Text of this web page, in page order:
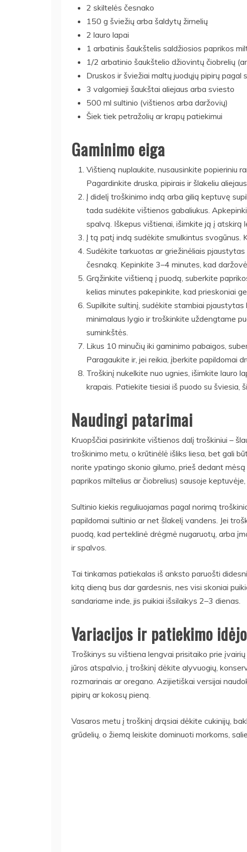
2 skiltelės česnako
150 g šviežių arba šaldytų žirnelių
2 lauro lapai
1 arbatinis šaukštelis saldžiosios paprikos
1/2 arbatinio šaukštelio džiovintų čiobrelių
Druskos ir šviežiai maltų juodųjų pipirų pagal
3 valgomieji šaukštai aliejaus arba sviesto
500 ml sultinio (vištienos arba daržovių)
Šiek tiek petražolių ar krapų patiekimui
Gaminimo eiga
Vištieną nuplaukite, nusausinkite popieriniu
Pagardinkite druska, pipirais ir šlakeliu
Į didelį troškinimo indą arba gilią keptuvę
tada sudėkite vištienos gabaliukus.
spalvą. Iškepus vištienai, išimkite ją į atskirą
Į tą patį indą sudėkite smulkintus svogūnus.
Sudėkite tarkuotas ar griežinėliais
česnaką. Kepinkite 3–4 minutes, kad
Grąžinkite vištieną į puodą, suberkite
kelias minutes pakepinkite, kad prieskoniai
Supilkite sultinį, sudėkite stambiai
minimalaus lygio ir troškinkite uždengtame
suminkštės.
Likus 10 minučių iki gaminimo pabaigos,
Paragaukite ir, jei reikia, įberkite papildomai
Troškinį nukelkite nuo ugnies, išimkite lauro
krapais. Patiekite tiesiai iš puodo su šviesia,
Naudingi patarimai
Kruopščiai pasirinkite vištienos dalį troškiniui –
troškinimo metu, o krūtinėlė išliks liesa, bet gali
norite ypatingo skonio gilumo, prieš dedant
paprikos miltelius ar čiobrelius) sausoje
Sultinio kiekis reguliuojamas pagal norimą
papildomai sultinio ar net šlakelį vandens. Jei
puodą, kad perteklinė drėgmė nugaruotų, arba
ir spalvos.
Tai tinkamas patiekalas iš anksto paruošti
kitą dieną bus dar gardesnis, nes visi skoniai
sandariame inde, jis puikiai išsilaikys 2–3 dienas.
Variacijos ir patiekimo
Troškinys su vištiena lengvai prisitaiko prie
jūros atspalvio, į troškinį dėkite alyvuogių,
rozmarinais ar oregano. Azijietiškai versijai
pipirų ar kokosų pieną.
Vasaros metu į troškinį drąsiai dėkite cukinijų,
grūdelių, o žiemą leiskite dominuoti morkoms,